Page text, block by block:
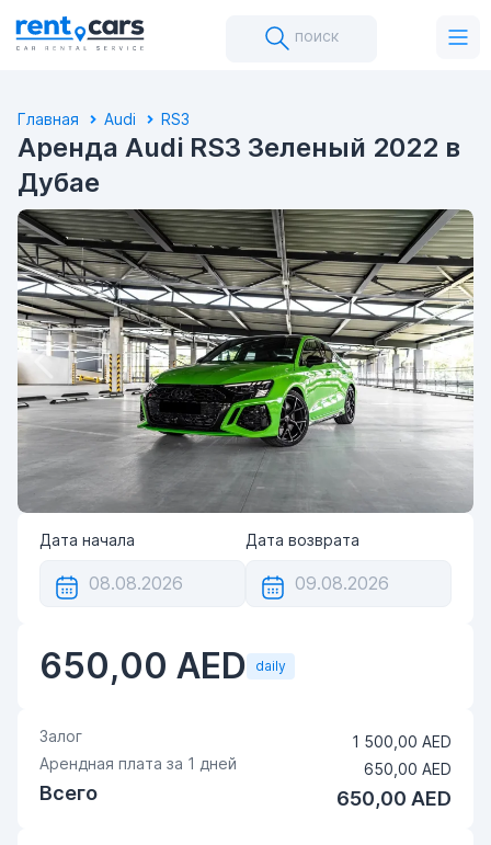
поиск
Главная Audi RS3
Аренда Audi RS3 Зеленый 2022 в
Дубае
Дата начала Дата возврата
650,00 AED daily
Залог
1 500,00 AED
Арендная плата за 1 дней 650,00 AED
Всего 650,00 AED